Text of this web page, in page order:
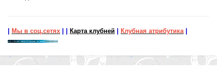
Мы в соц.сетях Карта клубней Клубная атрибутика|